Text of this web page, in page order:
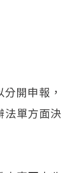
開申報，
法單方面決